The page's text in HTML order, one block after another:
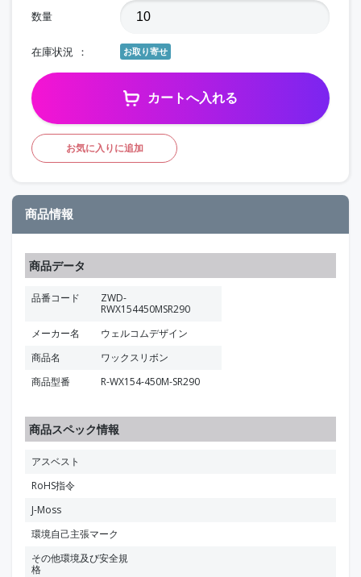
数量
在庫状況 お取り寄せ
カートへ入れる
お気に入りに追加
商品情報
商品データ
品番コード
ZWD-
RWX154450MSR290
メーカー名
ウェルコムデザイン
商品名
ワックスリボン
商品型番
R-WX154-450M-SR290
商品スペック情報
アスベスト
RoHS指令
J-Moss
環境自己主張マーク
その他環境及び安全規
格